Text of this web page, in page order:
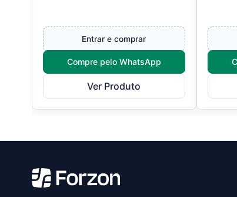
Entrar e comprar
Compre pelo WhatsApp
Ver Produto